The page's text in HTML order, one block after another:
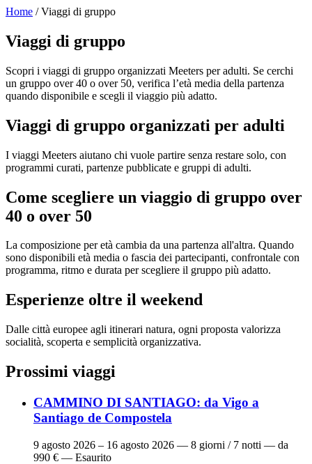
Home / Viaggi di gruppo
Viaggi di gruppo
Scopri i viaggi di gruppo organizzati Meeters per adulti. Se cerchi
un gruppo over 40 o over 50, verifica l’età media della partenza
quando disponibile e scegli il viaggio più adatto.
Viaggi di gruppo organizzati per adulti
I viaggi Meeters aiutano chi vuole partire senza restare solo, con
programmi curati, partenze pubblicate e gruppi di adulti.
Come scegliere un viaggio di gruppo over
40 o over 50
La composizione per età cambia da una partenza all'altra. Quando
sono disponibili età media o fascia dei partecipanti, confrontale con
programma, ritmo e durata per scegliere il gruppo più adatto.
Esperienze oltre il weekend
Dalle città europee agli itinerari natura, ogni proposta valorizza
socialità, scoperta e semplicità organizzativa.
Prossimi viaggi
CAMMINO DI SANTIAGO: da Vigo a
Santiago de Compostela
9 agosto 2026 – 16 agosto 2026 — 8 giorni / 7 notti — da
990 € — Esaurito